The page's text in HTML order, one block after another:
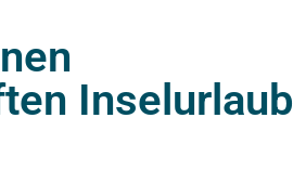
Inselurlaub